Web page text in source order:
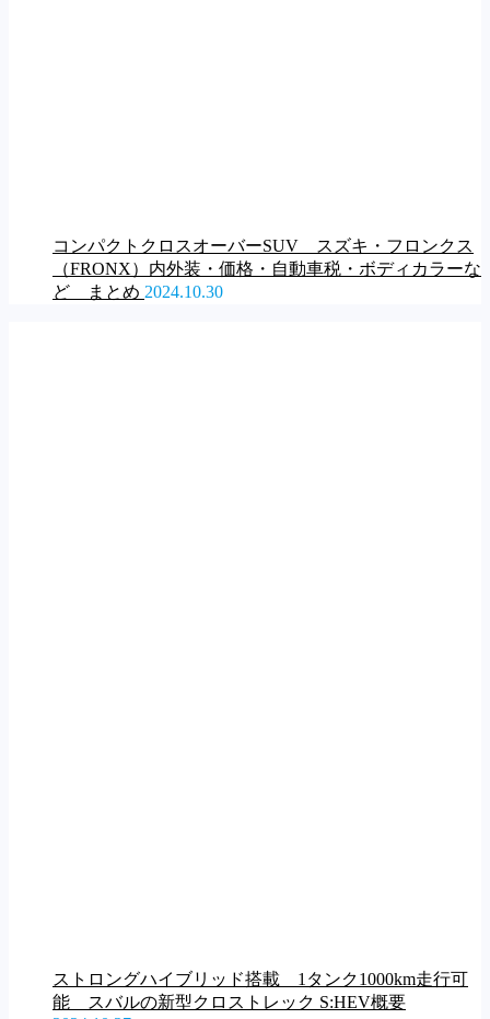
コンパクトクロスオーバーSUV スズキ・フロンクス
（FRONX）内外装・価格・自動車税・ボディカラーな
ど まとめ 2024.10.30
ストロングハイブリッド搭載 1タンク1000km走行可
能 スバルの新型クロストレック S:HEV概要